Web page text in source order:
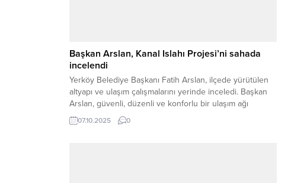
Başkan Arslan, Kanal Islahı Projesi’ni sahada
incelendi
Yerköy Belediye Başkanı Fatih Arslan, ilçede yürütülen
altyapı ve ulaşım çalışmalarını yerinde inceledi. Başkan
Arslan, güvenli, düzenli ve konforlu bir ulaşım ağı
oluşturmak amacıyla sürdürülen yol şerit çizgi
çalışmalarının aralıksız devam ettiğini belirtti. Yerköy
07.10.2025 0